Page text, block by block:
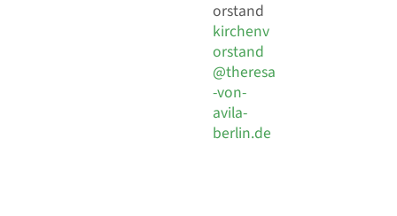
orstand
kirchenv
orstand
@theresa
-von-
avila-
berlin.de